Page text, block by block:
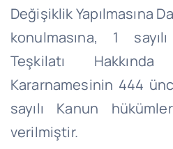
Değişiklik Yapılmasına
konulmasına, 1 sayılı
Teşkilatı Hakkında
Kararnamesinin 444
sayılı Kanun
verilmiştir.